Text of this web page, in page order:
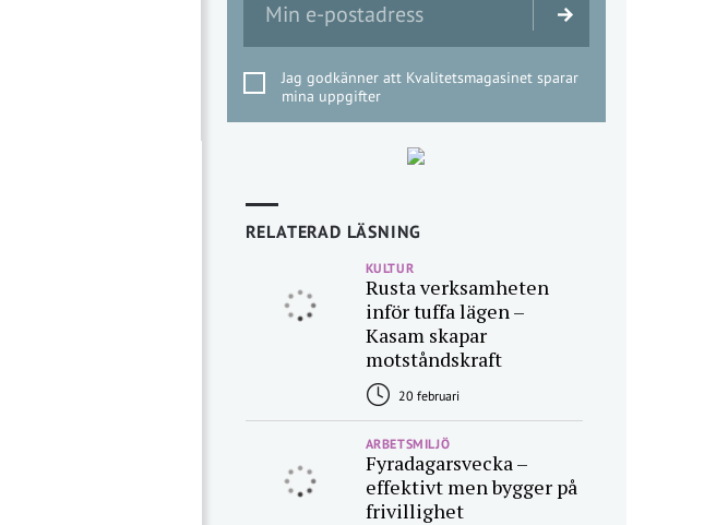
Jag godkänner att Kvalitetsmagasinet sparar
mina uppgifter
RELATERAD LÄSNING
KULTUR
Rusta verksamheten
inför tuffa lägen –
Kasam skapar
motståndskraft
20 februari
ARBETSMILJÖ
Fyradagarsvecka –
effektivt men bygger på
frivillighet